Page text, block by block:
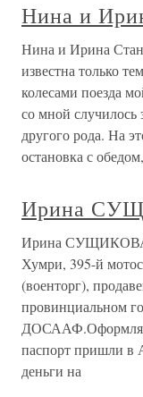
Нина и
Нина и Ирина
известна только
колесами поезда
со мной случилось
другого рода. На
остановка с обедом,
Ирина
Ирина
Хумри, 395-й
(военторг),
провинциальном
паспорт пришли в
деньги на